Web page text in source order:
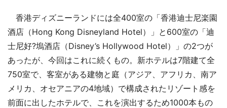
香港ディズニーランドには全400室の「香港迪士尼楽園
酒店（Hong Kong Disneyland Hotel）」と600室の「迪
士尼好?塢酒店（Disney’s Hollywood Hotel）」の2つが
あったが、今回はこれに続くもの。新ホテルは7階建て全
750室で、客室がある建物と庭（アジア、アフリカ、南ア
メリカ、オセアニアの4地域）で構成されたリゾート感を
前面に出したホテルで、これを演出するため1000本もの